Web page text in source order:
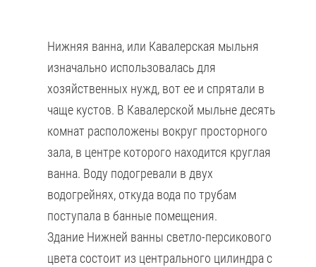
Нижняя ванна, или Кавалерская мыльня
изначально использовалась для
хозяйственных нужд, вот ее и спрятали в
чаще кустов. В Кавалерской мыльне десять
комнат расположены вокруг просторного
зала, в центре которого находится круглая
ванна. Воду подогревали в двух
водогрейнях, откуда вода по трубам
поступала в банные помещения.
Здание Нижней ванны светло-персикового
цвета состоит из центрального цилиндра с